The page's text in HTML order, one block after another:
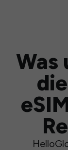
Was